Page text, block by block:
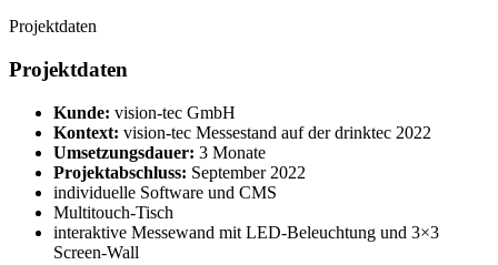
Projektdaten
Projektdaten
Kunde: vision-tec GmbH
Kontext: vision-tec Messestand auf der drinktec 2022
Umsetzungsdauer: 3 Monate
Projektabschluss: September 2022
individuelle Software und CMS
Multitouch-Tisch
interaktive Messewand mit LED-Beleuchtung und 3×3
Screen-Wall